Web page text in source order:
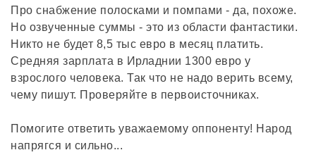
Про снабжение полосками и помпами - да, похоже.
Но озвученные суммы - это из области фантастики.
Никто не будет 8,5 тыс евро в месяц платить.
Средняя зарплата в Ирладнии 1300 евро у
взрослого человека. Так что не надо верить всему,
чему пишут. Проверяйте в первоисточниках.
Помогите ответить уважаемому оппоненту! Народ
напрягся и сильно...